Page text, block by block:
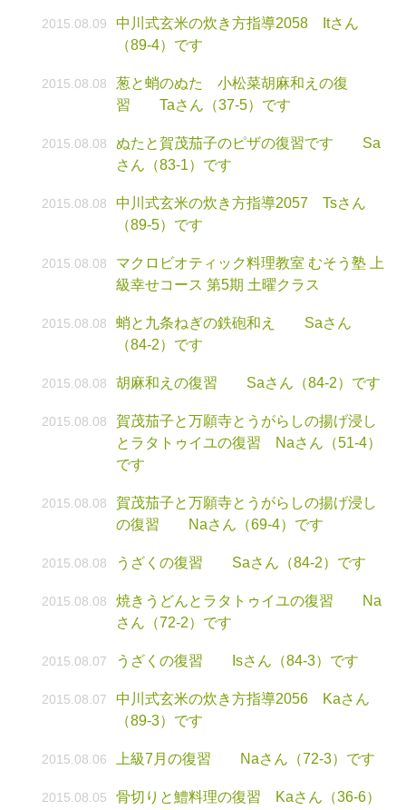
2015.08.09
中川式玄米の炊き方指導2058 Itさん
（89-4）です
2015.08.08
葱と蛸のぬた 小松菜胡麻和えの復
習 Taさん（37-5）です
2015.08.08
ぬたと賀茂茄子のピザの復習です Sa
さん（83-1）です
2015.08.08
中川式玄米の炊き方指導2057 Tsさん
（89-5）です
2015.08.08
マクロビオティック料理教室 むそう塾 上
級幸せコース 第5期 土曜クラス
2015.08.08
蛸と九条ねぎの鉄砲和え Saさん
（84-2）です
2015.08.08 胡麻和えの復習 Saさん（84-2）です
2015.08.08
賀茂茄子と万願寺とうがらしの揚げ浸し
とラタトゥイユの復習 Naさん（51-4）
です
2015.08.08
賀茂茄子と万願寺とうがらしの揚げ浸し
の復習 Naさん（69-4）です
2015.08.08 うざくの復習 Saさん（84-2）です
2015.08.08
焼きうどんとラタトゥイユの復習 Na
さん（72-2）です
2015.08.07 うざくの復習 Isさん（84-3）です
2015.08.07
中川式玄米の炊き方指導2056 Kaさん
（89-3）です
2015.08.06 上級7月の復習 Naさん（72-3）です
2015.08.05
骨切りと鱧料理の復習 Kaさん（36-6）